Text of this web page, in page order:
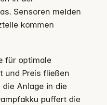
Sensoren melden
kommen
für optimale
und Preis fließen
Anlage in die
puffert die